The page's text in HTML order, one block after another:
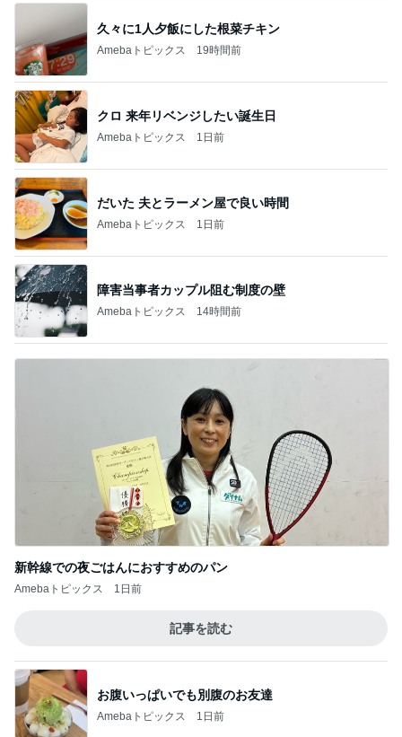
久々に1人夕飯にした根菜チキン
Amebaトピックス 19時間前
クロ 来年リベンジしたい誕生日
Amebaトピックス 1日前
だいた 夫とラーメン屋で良い時間
Amebaトピックス 1日前
障害当事者カップル阻む制度の壁
Amebaトピックス 14時間前
新幹線での夜ごはんにおすすめのパン
Amebaトピックス 1日前
記事を読む
お腹いっぱいでも別腹のお友達
Amebaトピックス 1日前